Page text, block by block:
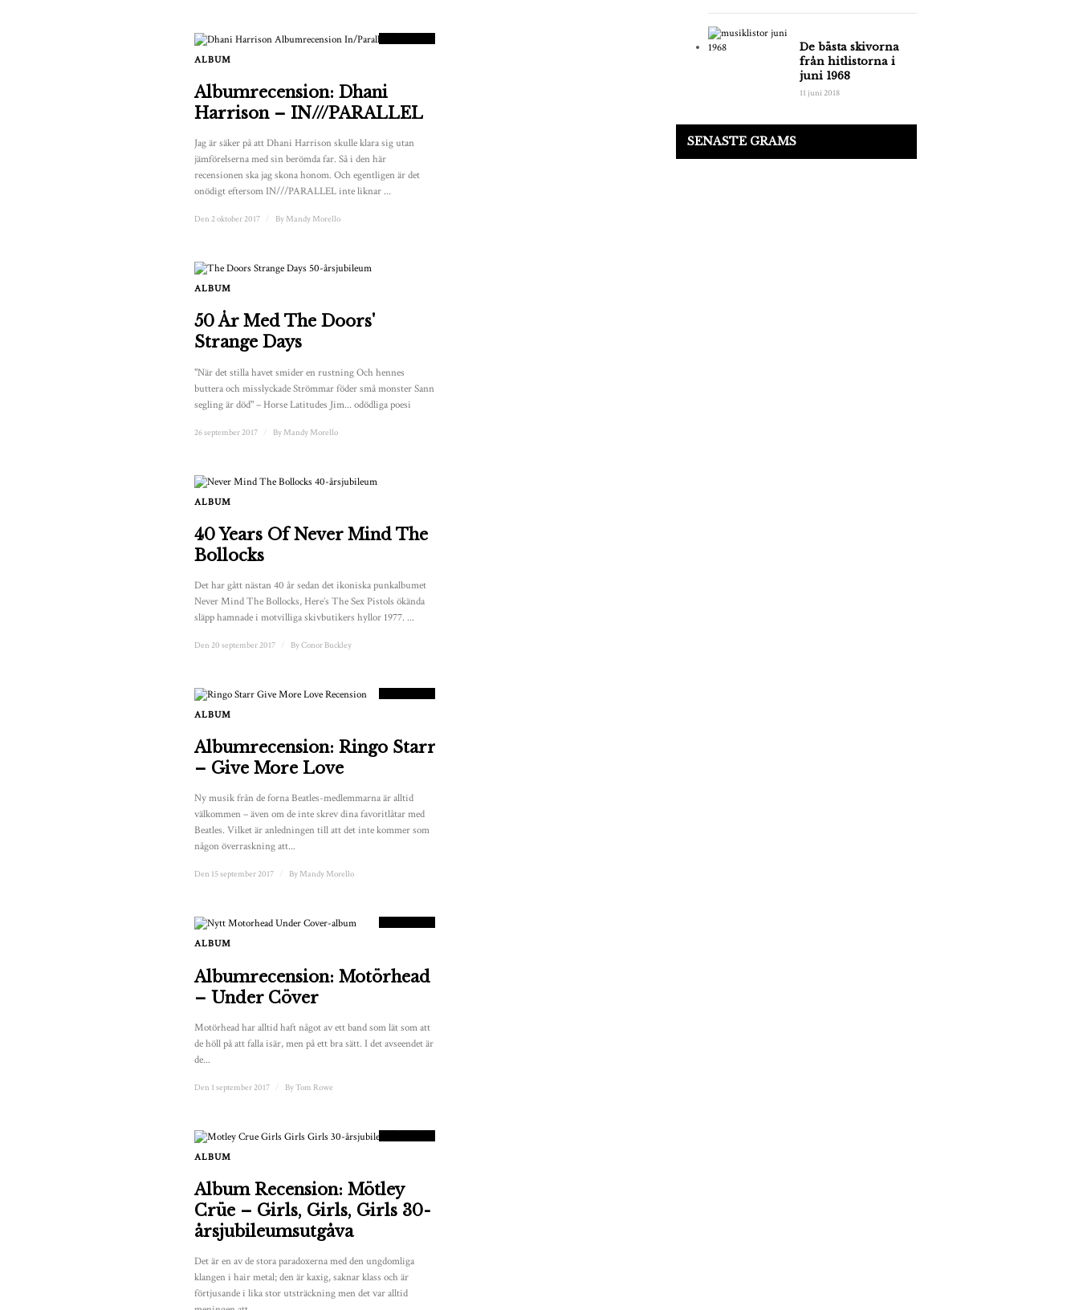
ALBUM
Albumrecension: Dhani
Harrison – IN///PARALLEL
Jag är säker på att Dhani Harrison skulle klara sig utan
jämförelserna med sin berömda far. Så i den här
recensionen ska jag skona honom. Och egentligen är det
onödigt eftersom IN///PARALLEL inte liknar ...
Den 2 oktober 2017 By Mandy Morello
ALBUM
50 År Med The Doors'
Strange Days
"När det stilla havet smider en rustning Och hennes
buttera och misslyckade Strömmar föder små monster Sann
segling är död" – Horse Latitudes Jim... odödliga poesi
26 september 2017 By Mandy Morello
ALBUM
40 Years Of Never Mind The
Bollocks
Det har gått nästan 40 år sedan det ikoniska punkalbumet
Never Mind The Bollocks, Here’s The Sex Pistols ökända
släpp hamnade i motvilliga skivbutikers hyllor 1977. ...
Den 20 september 2017 ByConor Buckley
POÄNG
ALBUM
Albumrecension: Ringo Starr
– Give More Love
Ny musik från de forna Beatles-medlemmarna är alltid
välkommen – även om de inte skrev dina favoritlåtar med
Beatles. Vilket är anledningen till att det inte kommer som
någon överraskning att...
Den 15 september 2017 By Mandy Morello
POÄNG
ALBUM
Albumrecension: Motörhead
– Under Cöver
Motörhead har alltid haft något av ett band som lät som att
de höll på att falla isär, men på ett bra sätt. I det avseendet är
de...
Den 1 september 2017 ByTom Rowe
ALBUM
Album Recension: Mötley
Crüe – Girls, Girls, Girls 30-
årsjubileumsutgåva
Det är en av de stora paradoxerna med den ungdomliga
klangen i hair metal; den är kaxig, saknar klass och är
förtjusande i lika stor utsträckning men det var alltid
De bästa skivorna
från hitlistorna i
juni 1968
11 juni 2018
SENASTE GRAMS